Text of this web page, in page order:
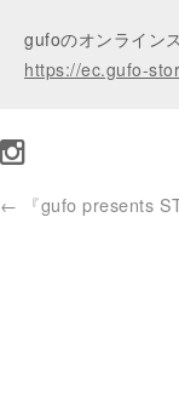
gufoのオンライン
https://ec.gufo-
← 『gufo presents